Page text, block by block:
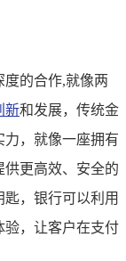
度的合作,就像两
新和发展，传统金
力，就像一座拥有
更高效、安全的
，银行可以利用
验，让客户在支付